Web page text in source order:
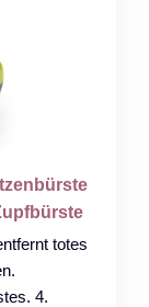
totes
4.